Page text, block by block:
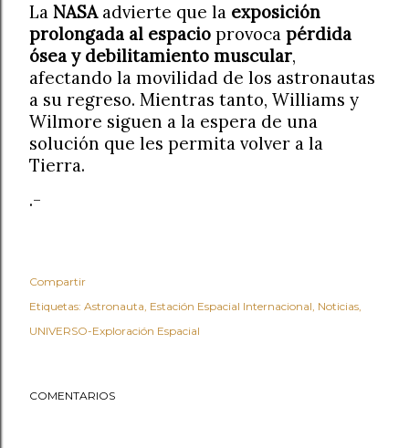
La NASAadvierte que la exposición
prolongada al espacio provoca pérdida
ósea y debilitamiento muscular,
afectando la movilidad de los astronautas
a su regreso. Mientras tanto, Williams y
Wilmore siguen a la espera de una
solución que les permita volver a la
Tierra.
.-
Compartir
Etiquetas: Astronauta Estación Espacial Internacional Noticias
UNIVERSO-Exploración Espacial
COMENTARIOS